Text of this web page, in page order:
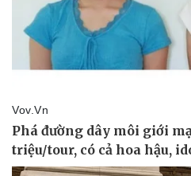
Thông tin doanh nghiệp
Doanh nghiệp 24h
Doanh nhân
Vì cộng đồng